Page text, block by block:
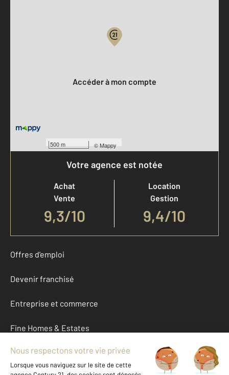
500 m ©Mappy
Accéder à mon compte
Votre agence est notée
Achat
Vente
9,3/10
Location
Gestion
9,4/10
Offres d'emploi
Devenir franchisé
Entreprise et commerce
Fine Homes & Estates
À propos